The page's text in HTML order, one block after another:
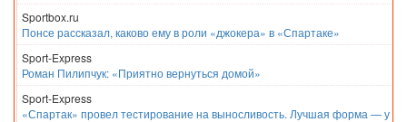
Sportbox.ru
Понсе рассказал, каково ему в роли «джокера» в «Спартаке»
Sport-Express
Роман Пилипчук: «Приятно вернуться домой»
Sport-Express
«Спартак» провел тестирование на выносливость. Лучшая форма — у